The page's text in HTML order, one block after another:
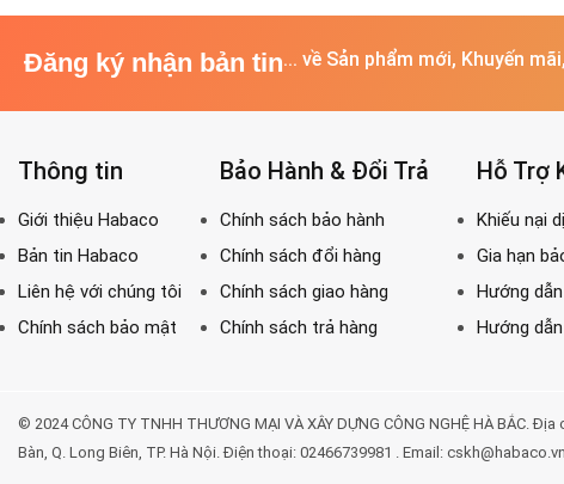
Đăng ký nhận bản tin... về Sản phẩm mới, Khuyến
Thông tin Bảo Hành & Đổi Trả Hỗ Trợ
© 2024 CÔNG TY TNHH THƯƠNG MẠI VÀ XÂY DỰNG CÔNG NGHỆ HÀ BẮC.
Bàn, Q. Long Biên, TP. Hà Nội. Điện thoại: 02466739981 . Email: